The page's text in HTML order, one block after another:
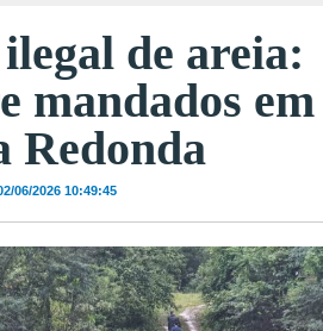
de areia:
mandados em
Redonda
06/2026 10:49:45